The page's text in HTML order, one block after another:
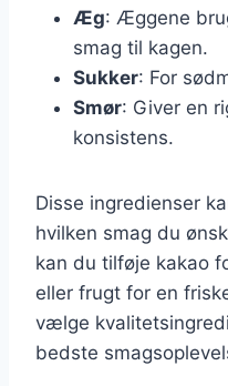
Æg: Æggene
smag til kagen.
Sukker: For
Smør: Giver en
konsistens.
Disse ingredienser
hvilken smag du
kan du tilføje kakao
eller frugt for en
vælge
bedste